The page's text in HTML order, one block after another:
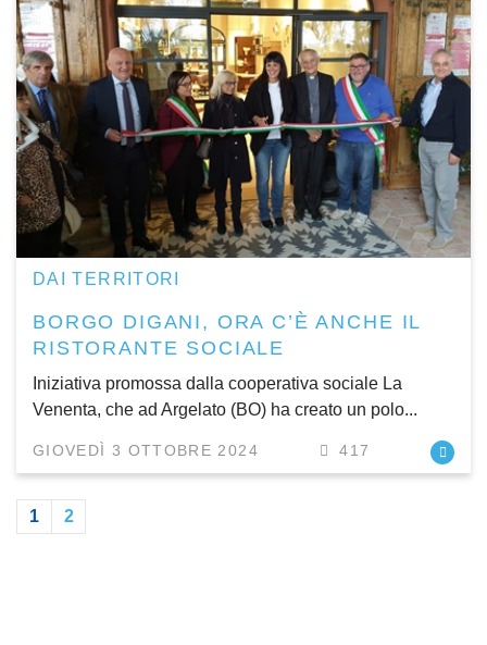
DAI TERRITORI
BORGO DIGANI, ORA C’È ANCHE IL
RISTORANTE SOCIALE
Iniziativa promossa dalla cooperativa sociale La
Venenta, che ad Argelato (BO) ha creato un polo...
GIOVEDÌ 3 OTTOBRE 2024 417
1 2